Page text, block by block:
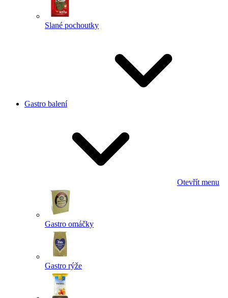
Slané pochoutky
Gastro balení
Otevřít menu
Gastro omáčky
Gastro rýže